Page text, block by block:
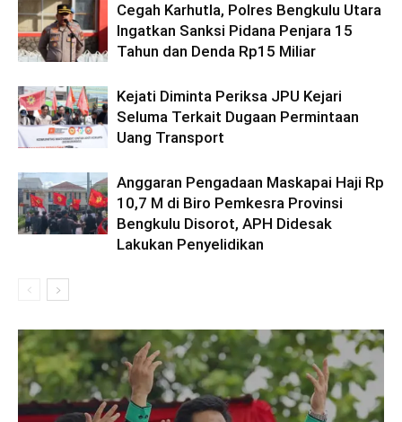
Cegah Karhutla, Polres Bengkulu Utara
Ingatkan Sanksi Pidana Penjara 15
Tahun dan Denda Rp15 Miliar
Kejati Diminta Periksa JPU Kejari
Seluma Terkait Dugaan Permintaan
Uang Transport
Anggaran Pengadaan Maskapai Haji Rp
10,7 M di Biro Pemkesra Provinsi
Bengkulu Disorot, APH Didesak
Lakukan Penyelidikan